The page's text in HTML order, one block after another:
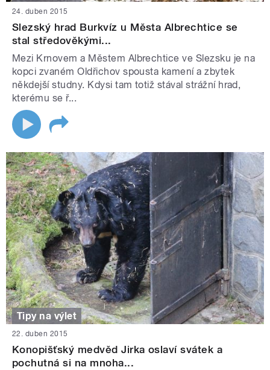
24. duben 2015
Slezský hrad Burkvíz u Města Albrechtice se
stal středověkými...
Mezi Krnovem a Městem Albrechtice ve Slezsku je na
kopci zvaném Oldřichov spousta kamení a zbytek
někdejší studny. Kdysi tam totiž stával strážní hrad,
kterému se ř...
Tipy na výlet
22. duben 2015
Konopišťský medvěd Jirka oslaví svátek a
pochutná si na mnoha...